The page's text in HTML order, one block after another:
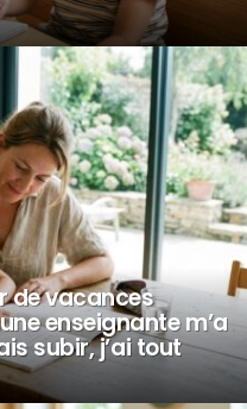
de vacances
enseignante m’a
subir, j’ai tout